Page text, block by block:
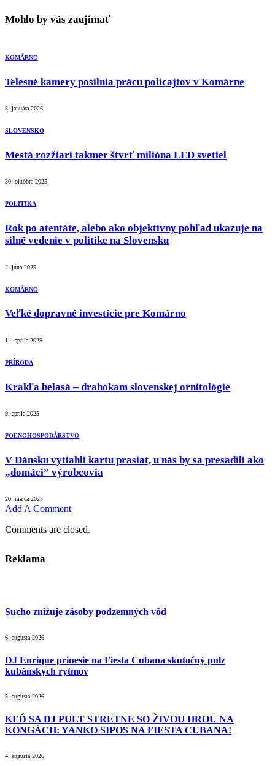
Mohlo by vás zaujimať
KOMÁRNO
Telesné kamery posilnia prácu policajtov v Komárne
8. januára 2026
SLOVENSKO
Mestá rozžiari takmer štvrť milióna LED svetiel
30. októbra 2025
POLITIKA
Rok po atentáte, alebo ako objektívny pohľad ukazuje na
silné vedenie v politike na Slovensku
2. júna 2025
KOMÁRNO
Veľké dopravné investície pre Komárno
14. apríla 2025
PRÍRODA
Krakľa belasá – drahokam slovenskej ornitológie
9. apríla 2025
POĽNOHOSPODÁRSTVO
V Dánsku vytiahli kartu prasiat, u nás by sa presadili ako
„domáci” výrobcovia
20. marca 2025
Add A Comment
Comments are closed.
Reklama
Sucho znižuje zásoby podzemných vôd
6. augusta 2026
DJ Enrique prinesie na Fiesta Cubana skutočný pulz
kubánskych rytmov
5. augusta 2026
KEĎ SA DJ PULT STRETNE SO ŽIVOU HROU NA
KONGÁCH: YANKO SIPOS NA FIESTA CUBANA!
4. augusta 2026